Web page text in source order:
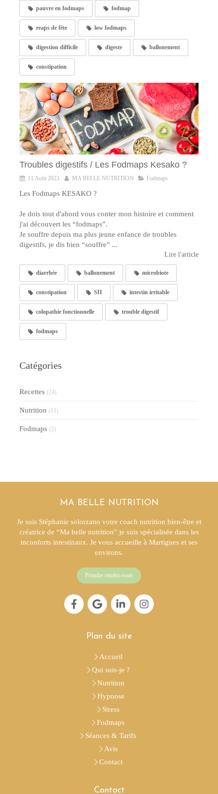
pauvre en fodmaps fodmap
reaps de fête low fodmaps
digestion difficile digeste ballonement
constipation
Troubles digestifs / Les Fodmaps Kesako ?
11 Août 2023 MA BELLE NUTRITION Fodmaps
Les Fodmaps KESAKO ?
Je dois tout d'abord vous conter mon histoire et comment
j'ai découvert les “fodmaps”.
Je souffre depuis ma plus jeune enfance de troubles
digestifs, je dis bien “souffre” ...
Lire l'article
diarrhée ballonement microbiote
constipation SII intestin irritable
colopathie fonctionnelle trouble digestif
fodmaps
Catégories
Recettes (24)
Nutrition (11)
Fodmaps (2)
MA BELLE NUTRITION
Je suis Stéphanie solorzano votre coach nutrition bien-être et
créatrice de “Ma belle nutrition” je suis spécialisée dans les
inconforts intestinaux. Je vous accueille à Martigues et ses
environs.
Prendre rendez-vous
Plan du site
Accueil
Qui suis-je ?
Nutrition
Hypnose
Stress
Fodmaps
Séances & Tarifs
Avis
Contact
Contact